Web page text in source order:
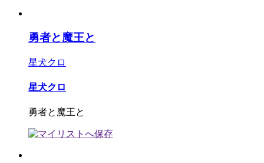
勇者と魔王と
星犬クロ
星犬クロ
勇者と魔王と